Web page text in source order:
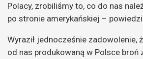
Polacy, zrobiliśmy to, co do nas
po stronie amerykańskiej –
Wyraził jednocześnie zadowolenie,
od nas produkowaną w Polsce broń